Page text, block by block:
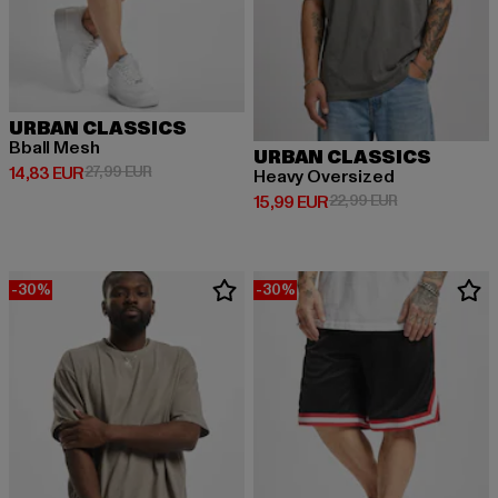
URBAN CLASSICS
Bball Mesh
14,83 EUR
Derzeitiger Preis: 14,83 EUR
27,99 EURAktionspreis: 27,99 EUR
URBAN CLASSICS
Heavy Oversized
15,99 EUR
Derzeitiger Preis: 15,99 EUR
22,99 EURAktionspreis:
-30% -30%